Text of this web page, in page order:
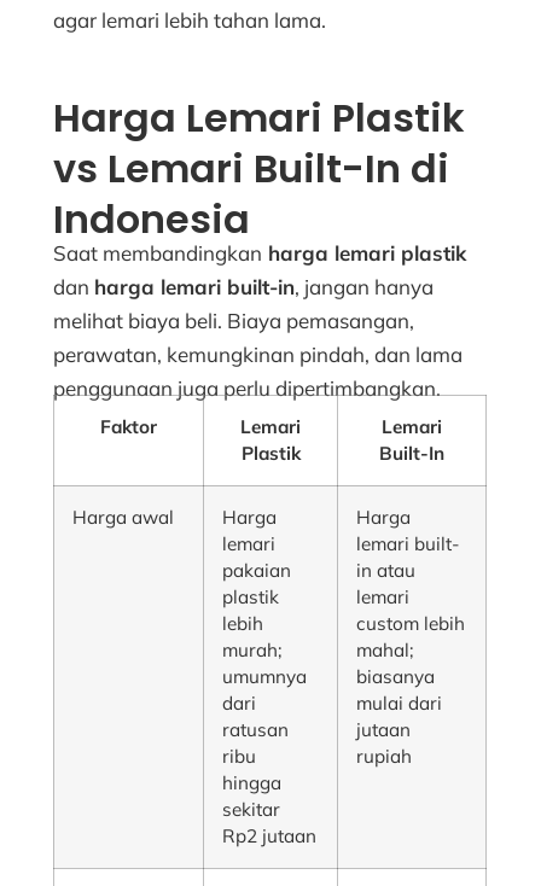
agar lemari lebih tahan lama.
Harga Lemari Plastik
vs Lemari Built-In di
Indonesia
Saat membandingkan harga lemari plastik
dan harga lemari built-in, jangan hanya
melihat biaya beli. Biaya pemasangan,
perawatan, kemungkinan pindah, dan lama
penggunaan juga perlu dipertimbangkan.
Faktor
Lemari
Plastik
Lemari
Built-In
Harga awal
Harga
lemari
pakaian
plastik
lebih
murah;
umumnya
dari
ratusan
ribu
hingga
sekitar
Rp2 jutaan
Harga
lemari built-
in atau
lemari
custom lebih
mahal;
biasanya
mulai dari
jutaan
rupiah